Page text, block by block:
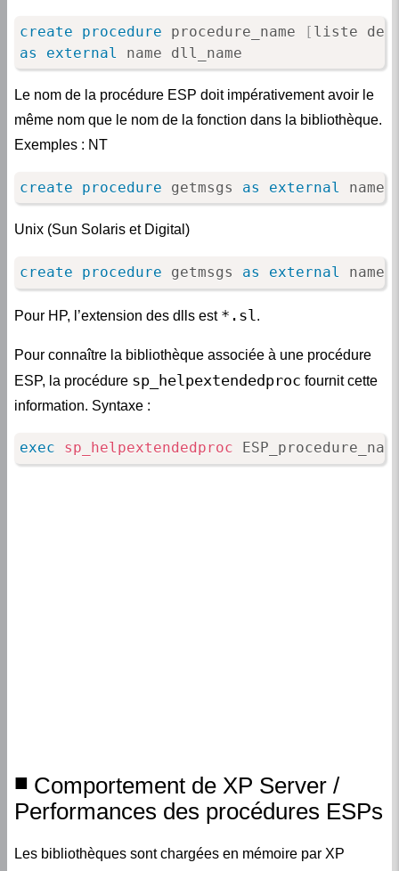
create procedure procedure_name [ liste des
as
external name dll_name
Le nom de la procédure ESP doit impérativement avoir le
même nom que le nom de la fonction dans la bibliothèque.
Exemples : NT
create procedure getmsgs as external name
Unix (Sun Solaris et Digital)
create procedure getmsgs as external name
Pour HP, l’extension des dlls est *.sl .
Pour connaître la bibliothèque associée à une procédure
ESP, la procédure sp_helpextendedproc fournit cette
information. Syntaxe :
exec sp_helpextendedproc
Comportement de XP Server /
Performances des procédures ESPs
Les bibliothèques sont chargées en mémoire par XP